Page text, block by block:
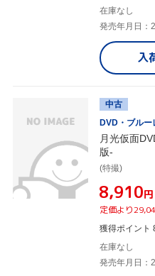
在庫なし
発売年月日：
入
中古
DVD・ブルー
月光仮面
版-
(特撮)
¥8,910円
定価より
獲得ポイント
在庫なし
発売年月日：